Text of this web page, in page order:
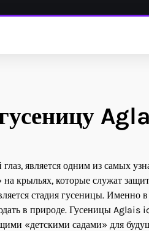
является одним из самых
на крыльях, которые служат
стадия гусеницы. Именно
в природе. Гусеницы Aglais
«детскими садами» для